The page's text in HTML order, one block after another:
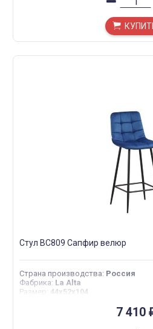
Стул BC809 Сапфир велюр
Страна производства: Россия
Фабрика: La Alta
Размер : 44х52х104
7 410